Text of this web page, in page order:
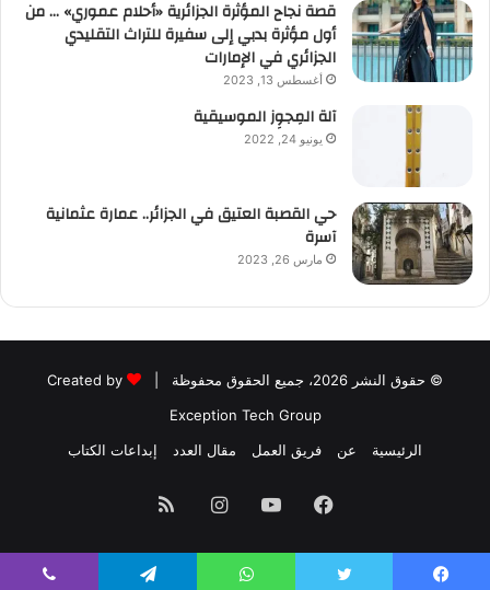
قصة نجاح المؤثرة الجزائرية «أحلام عموري» … من
أول مؤثرة بدبي إلى سفيرة للتراث التقليدي
الجزائري في الإمارات
أغسطس 13, 2023
آلة المِجوِز الموسيقية‎‎
يونيو 24, 2022
حي القصبة العتيق في الجزائر.. عمارة عثمانية
آسرة
مارس 26, 2023
© حقوق النشر 2026، جميع الحقوق محفوظة |
Created by
Exception Tech Group
الرئيسية
عن فريق العمل مقال العدد إبداعات الكتاب
فيسبوك يوتيوب انستقرام
الموقع